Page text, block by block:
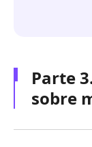
Parte
sobre